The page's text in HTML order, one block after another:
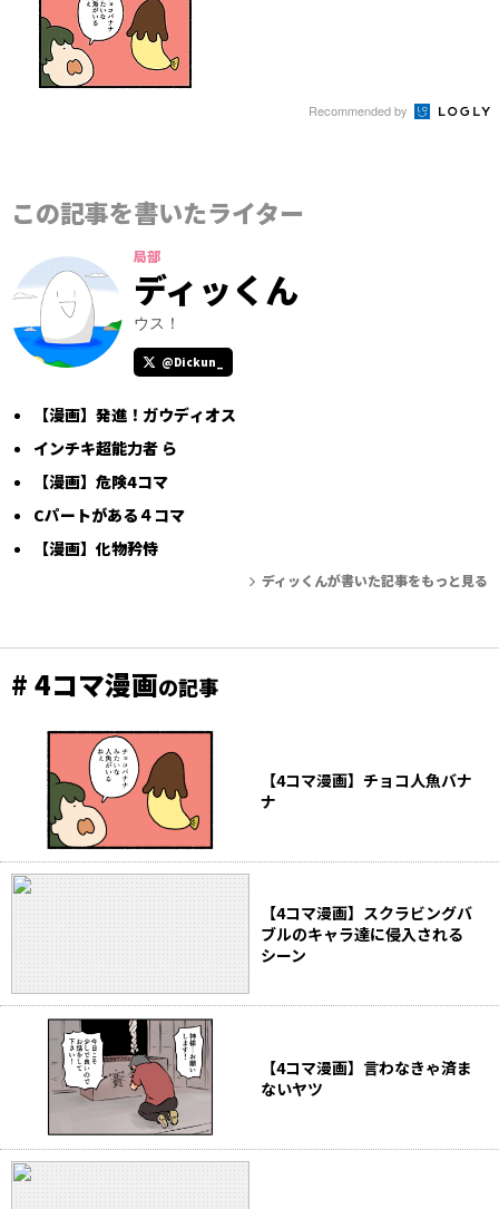
Recommended by
この記事を書いたライター
局部
ディッくん
ウス！
@Dickun_
【漫画】発進！ガウディオス
インチキ超能力者 ら
【漫画】危険4コマ
Cパートがある４コマ
【漫画】化物矜恃
ディッくんが書いた記事をもっと見る
# 4コマ漫画の記事
【4コマ漫画】チョコ人魚バナ
ナ
【4コマ漫画】スクラビングバ
ブルのキャラ達に侵入される
シーン
【4コマ漫画】言わなきゃ済ま
ないヤツ